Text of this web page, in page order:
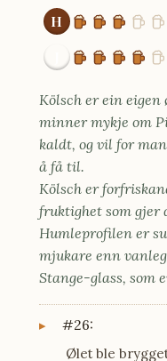
H
Kölsch er ein
minner mykje om
kaldt, og vil for
å få til.
Kölsch er
fruktighet som gjer
Humleprofilen er
mjukare enn
Stange-glass, som
#26:
Ølet ble brygget